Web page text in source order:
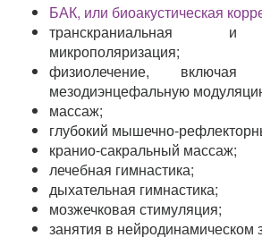
БАК, или биоакустическая
транскраниальная и
микрополяризация;
физиолечение,
мезодиэнцефальную
массаж;
глубокий мышечно-
кранио-сакральный массаж;
лечебная гимнастика;
дыхательная гимнастика;
мозжечковая стимуляция;
занятия в нейродинамическом